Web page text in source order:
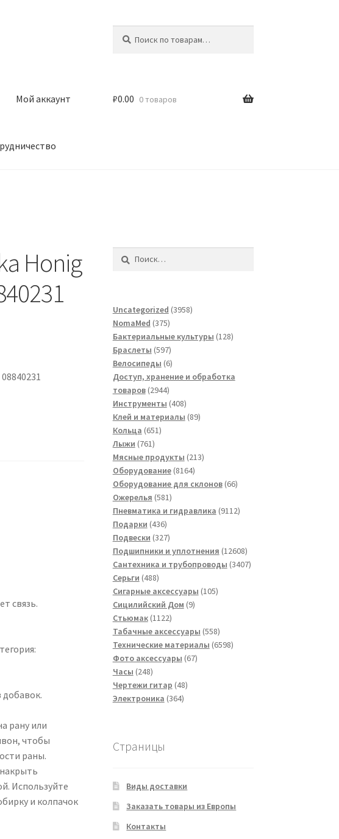
Мой аккаунт ₽0.00 0 товаров
Honig
связь.
добавок.
рану или
чтобы
раны.
Используйте
и колпачок
Uncategorized 39583958
NomaMed 375375
товаров
Бактериальные культуры 128128
Браслеты 597597
товаров
Велосипеды 66
товаров
Доступ, хранение и обработка
товаров 29442944
товара
Инструменты 408408
товаров
Клей и материалы 8989
Кольца 651651
Лыжи 761761
товар
Мясные продукты 213213
Оборудование 81648164
товара
Оборудование для склонов 6666
Ожерелья 581581
товар
Пневматика и гидравлика 91129112
Подарки 436436
товаров
Подвески 327327
товаров
Подшипники и уплотнения 1260812608
товаров
Сантехника и трубопроводы 34073407
Серьги 488488
товаров
Сигарные аксессуары 105105
Сицилийский Дом 99
Стьюмак 11221122
товара
Табачные аксессуары 558558
товаров
Технические материалы 65986598
Фото аксессуары 6767
Часы 248248
товаров
Чертежи гитар 4848
Электроника 364364
Страницы
Виды доставки
Заказать товары из Европы
Контакты